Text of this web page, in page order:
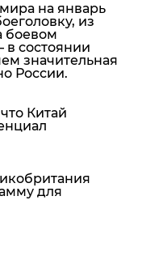
на январь
из
боевом
в состоянии
значительная
России.
Китай
для